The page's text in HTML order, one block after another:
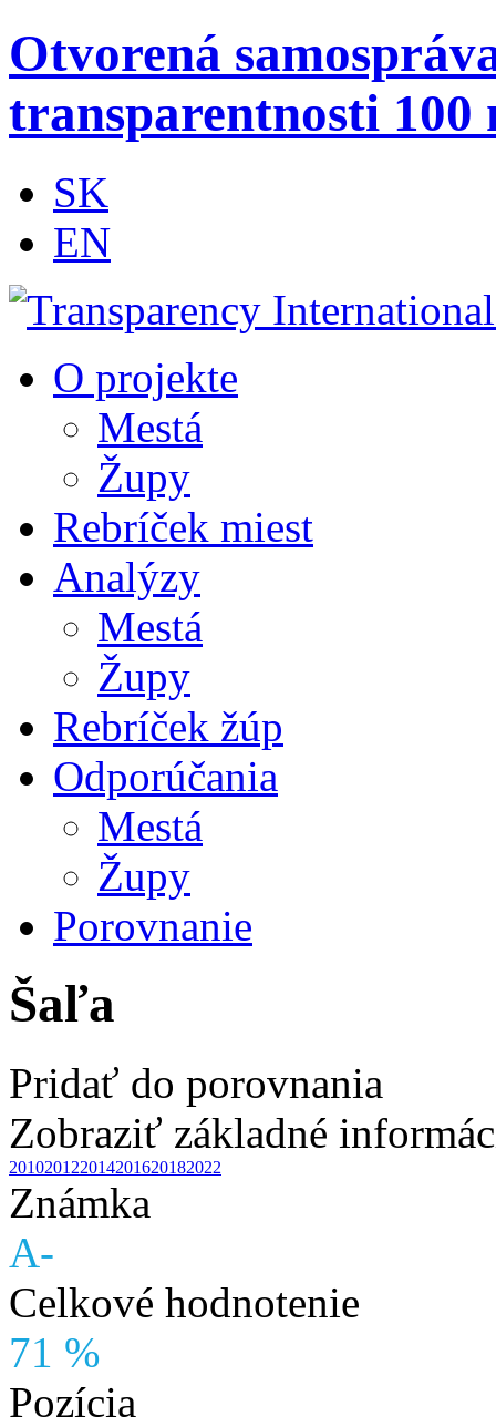
Otvorená
transparentnosti 100
SK
EN
O projekte
Mestá
Župy
Rebríček miest
Analýzy
Mestá
Župy
Rebríček žúp
Odporúčania
Mestá
Župy
Porovnanie
Šaľa
Pridať do porovnania
Zobraziť základné
201020122014201620182022
Známka
A-
Celkové hodnotenie
71 %
Pozícia